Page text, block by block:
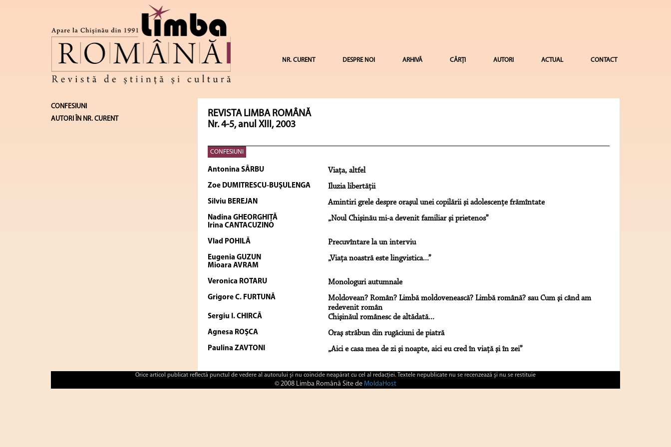
NR. CURENT DESPRE NOI ARHIVĂ CĂRȚI AUTORI ACTUAL CONTACT
CONFESIUNI
AUTORI ÎN NR. CURENT
REVISTA LIMBA ROMÂNĂ
Nr. 4-5, anul XIII, 2003
CONFESIUNI
Antonina SÂRBU Viaţa, altfel
Zoe DUMITRESCU-BUŞULENGA Iluzia libertăţii
Silviu BEREJAN Amintiri grele despre oraşul unei copilării şi adolescenţe frămîntate
Nadina GHEORGHIŢĂ
Irina CANTACUZINO
„Noul Chişinău mi-a devenit familiar şi prietenos”
Vlad POHILĂ Precuvîntare la un interviu
Eugenia GUZUN
Mioara AVRAM
„Viaţa noastră este lingvistica...”
Veronica ROTARU Monologuri autumnale
Grigore C. FURTUNĂ
Moldovean? Român? Limbă moldovenească? Limbă română? sau Cum şi când am
redevenit român
Sergiu I. CHIRCĂ Chişinăul românesc de altădată...
Agnesa ROŞCA Oraş străbun din rugăciuni de piatră
Paulina ZAVTONI „Aici e casa mea de zi şi noapte, aici eu cred în viaţă şi în zei”
Orice articol publicat reflectă punctul de vedere al autorului şi nu coincide neapărat cu cel al redacţiei. Textele nepublicate nu se recenzează şi nu se restituie
© 2008 Limba Română Site de MoldaHost